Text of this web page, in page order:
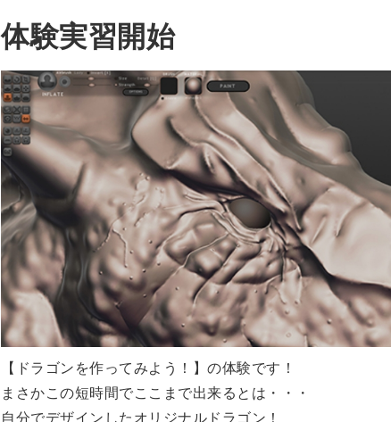
体験実習開始
【ドラゴンを作ってみよう！】の体験です！
まさかこの短時間でここまで出来るとは・・・
自分でデザインしたオリジナルドラゴン！